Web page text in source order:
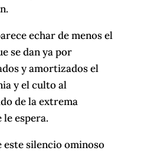
echar de menos el
se dan ya por
y amortizados el
y el culto al
de la extrema
le espera.
este silencio ominoso